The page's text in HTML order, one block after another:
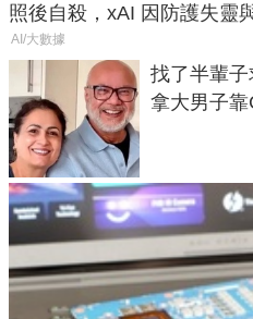
照後自殺，xAI 因防護失靈
AI/大數據
找了半輩
拿大男子